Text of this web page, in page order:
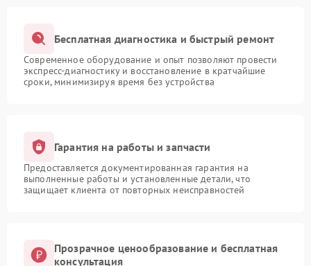
Бесплатная диагностика и быстрый ремонт
Современное оборудование и опыт позволяют провести
экспресс-диагностику и восстановление в кратчайшие
сроки, минимизируя время без устройства
Гарантия на работы и запчасти
Предоставляется документированная гарантия на
выполненные работы и установленные детали, что
защищает клиента от повторных неисправностей
Прозрачное ценообразование и бесплатная
консультация